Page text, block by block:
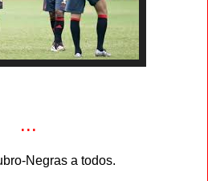
...
Negras a todos.